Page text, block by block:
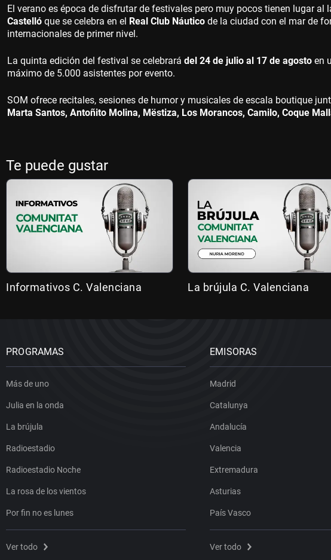
El verano es época de disfrutar de festivales pero muy pocos tienen lugar al
Castelló que se celebra en el Real Club Náutico de la ciudad con el mar de
internacionales de primer nivel.
La quinta edición del festival se celebrará del 24 de julio al 17 de agosto en
máximo de 5.000 asistentes por evento.
SOM ofrece recitales, sesiones de humor y musicales de escala boutique
Marta Santos, Antoñito Molina, Mëstiza, Los Morancos, Camilo, Coque
Te puede gustar
Informativos C. Valenciana La brújula C. Valenciana
PROGRAMAS
Más de uno
Julia en la onda
La brújula
Radioestadio
Radioestadio Noche
La rosa de los vientos
Por fin no es lunes
Ver todo
EMISORAS
Madrid
Catalunya
Andalucía
Valencia
Extremadura
Asturias
País Vasco
Ver todo